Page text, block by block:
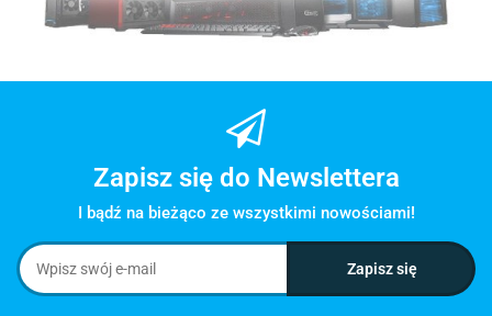
Zapisz się do Newslettera
I bądź na bieżąco ze wszystkimi nowościami!